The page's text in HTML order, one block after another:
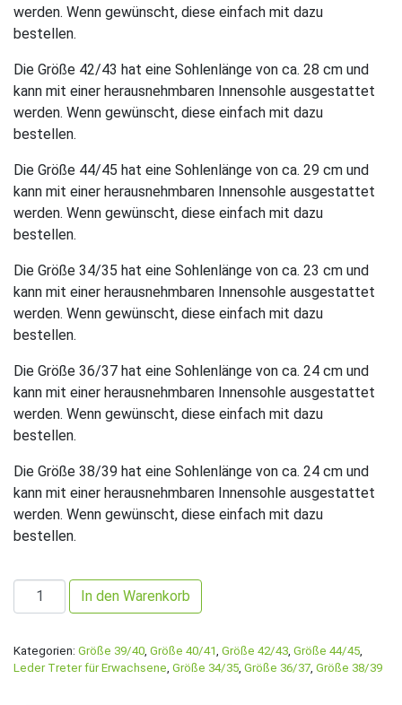
werden. Wenn gewünscht, diese einfach mit dazu
bestellen.
Die Größe 42/43 hat eine Sohlenlänge von ca. 28 cm und
kann mit einer herausnehmbaren Innensohle ausgestattet
werden. Wenn gewünscht, diese einfach mit dazu
bestellen.
Die Größe 44/45 hat eine Sohlenlänge von ca. 29 cm und
kann mit einer herausnehmbaren Innensohle ausgestattet
werden. Wenn gewünscht, diese einfach mit dazu
bestellen.
Die Größe 34/35 hat eine Sohlenlänge von ca. 23 cm und
kann mit einer herausnehmbaren Innensohle ausgestattet
werden. Wenn gewünscht, diese einfach mit dazu
bestellen.
Die Größe 36/37 hat eine Sohlenlänge von ca. 24 cm und
kann mit einer herausnehmbaren Innensohle ausgestattet
werden. Wenn gewünscht, diese einfach mit dazu
bestellen.
Die Größe 38/39 hat eine Sohlenlänge von ca. 24 cm und
kann mit einer herausnehmbaren Innensohle ausgestattet
werden. Wenn gewünscht, diese einfach mit dazu
bestellen.
1 Paar Einlegesohlen ab Gr. 34 zum dazu bestellen Menge
In den Warenkorb
Kategorien: Größe 39/40 Größe 40/41 Größe 42/43 Größe 44/45
Leder Treter für Erwachsene Größe 34/35 Größe 36/37 Größe 38/39